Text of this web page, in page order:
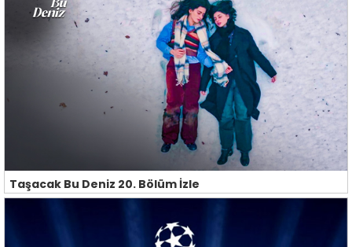
Taşacak Bu Deniz 20. Bölüm İzle